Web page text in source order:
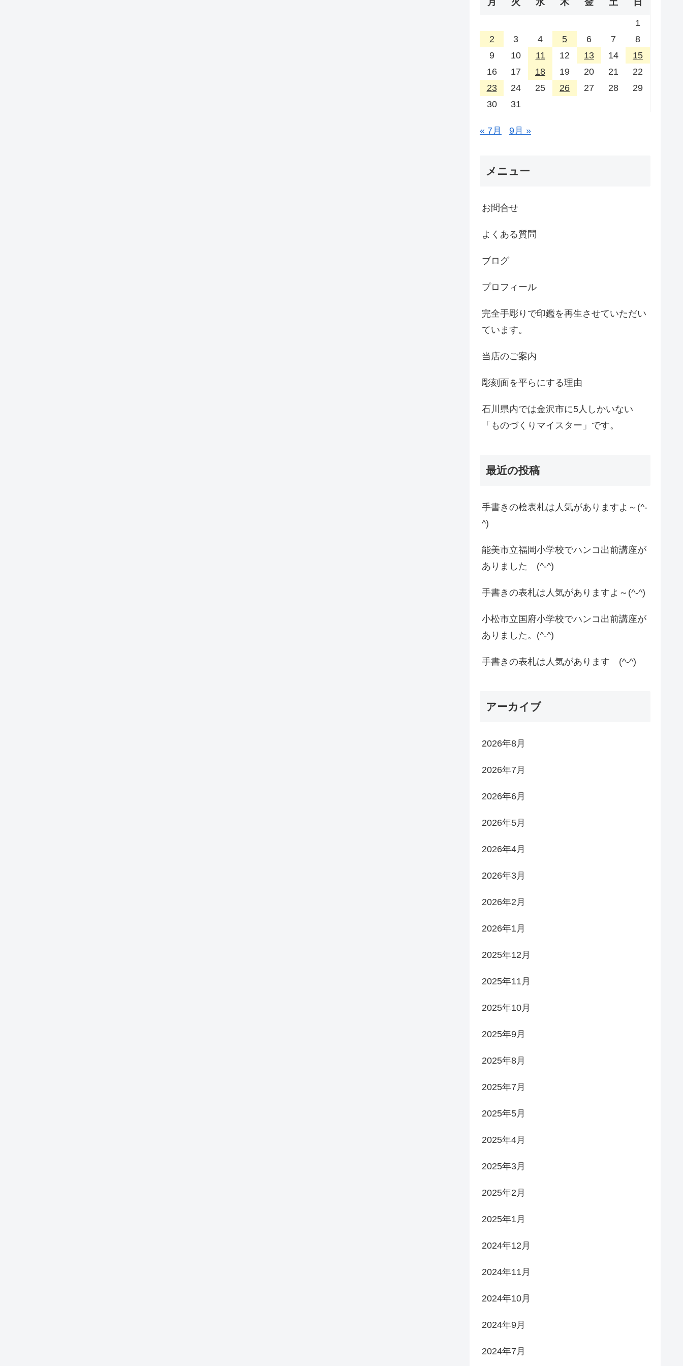
月 火 水 木 金 土 日
1
2
3 4 5 6 7
8
9
10 11 12 13 14
15
16
17 18 19 20 21
22
23
24 25 26 27 28
29
30
31
« 7月 9月 »
メニュー
お問合せ
よくある質問
ブログ
プロフィール
完全手彫りで印鑑を再生させていただい
ています。
当店のご案内
彫刻面を平らにする理由
石川県内では金沢市に5人しかいない
「ものづくりマイスター」です。
最近の投稿
手書きの桧表札は人気がありますよ～(^-
^)
能美市立福岡小学校でハンコ出前講座が
ありました (^-^)
手書きの表札は人気がありますよ～(^-^)
小松市立国府小学校でハンコ出前講座が
ありました。(^-^)
手書きの表札は人気があります (^-^)
アーカイブ
2026年8月
2026年7月
2026年6月
2026年5月
2026年4月
2026年3月
2026年2月
2026年1月
2025年12月
2025年11月
2025年10月
2025年9月
2025年8月
2025年7月
2025年5月
2025年4月
2025年3月
2025年2月
2025年1月
2024年12月
2024年11月
2024年10月
2024年9月
2024年7月